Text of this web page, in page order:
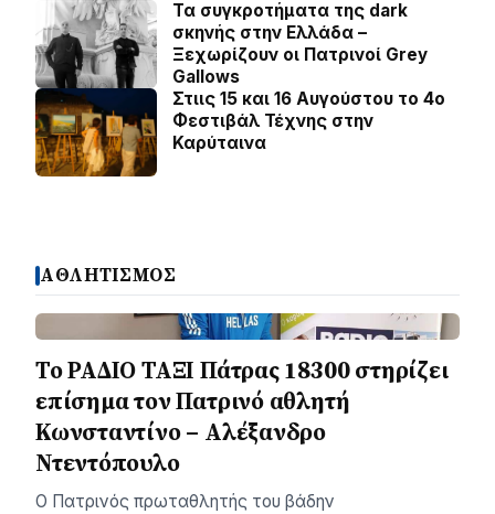
Τα συγκροτήματα της dark
σκηνής στην Ελλάδα –
Ξεχωρίζουν οι Πατρινοί Grey
Gallows
Στιις 15 και 16 Αυγούστου το 4ο
Φεστιβάλ Τέχνης στην
Καρύταινα
ΑΘΛΗΤΙΣΜΟΣ
Το ΡΑΔΙΟ ΤΑΞΙ Πάτρας 18300 στηρίζει
επίσημα τον Πατρινό αθλητή
Κωνσταντίνο – Αλέξανδρο
Ντεντόπουλο
Ο Πατρινός πρωταθλητής του βάδην